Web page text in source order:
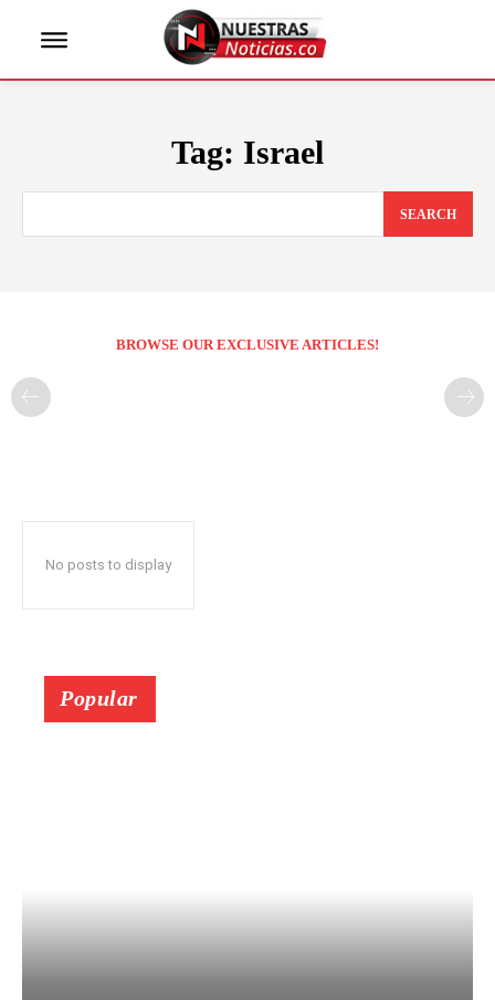
Tag: Israel
SEARCH
BROWSE OUR EXCLUSIVE ARTICLES!
No posts to display
Popular